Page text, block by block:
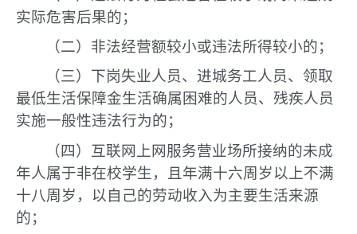
实际危害后果的；
（二）非法经营额较小或违法所得较小的；
（三）下岗失业人员、进城务工人员、领取
最低生活保障金生活确属困难的人员、残疾人员
实施一般性违法行为的；
（四）互联网上网服务营业场所接纳的未成
年人属于非在校学生，且年满十六周岁以上不满
十八周岁，以自己的劳动收入为主要生活来源
的；